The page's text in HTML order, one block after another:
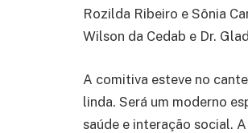
Rozilda Ribeiro e Sônia
Wilson da Cedab e Dr.
A comitiva esteve no
linda. Será um moderno
saúde e interação social.